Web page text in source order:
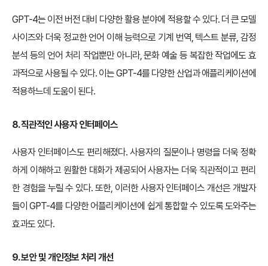
GPT-4는 이전 버전 대비 다양한 활용 분야에 적용할 수 있다. 더 큰 모델
사이즈와 더욱 정교한 언어 이해 능력으로 기계 번역, 텍스트 분류, 감정
분석 등의 언어 처리 작업뿐만 아니라, 문화 예술 등 복잡한 작업에도 효
과적으로 사용될 수 있다. 이는 GPT-4를 다양한 산업과 애플리케이션에
적용하느데 도움이 된다.
8. 직관적인 사용자 인터페이스
사용자 인터페이스도 편리해졌다. 사용자의 질문이나 명령을 더욱 정확
하게 이해하고 원활한 대화가 제공되어 사용자는 더욱 직관적이고 편리
한 경험을 누릴 수 있다. 또한, 이러한 사용자 인터페이스 개선은 개발자
들이 GPT-4를 다양한 어플리케이션에 쉽게 통합할 수 있도록 도와주는
효과도 있다.
9. 보안 및 개인정보 처리 개선